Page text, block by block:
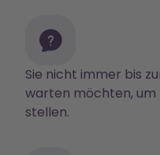
Sie nicht immer bis
warten möchten, um
stellen.